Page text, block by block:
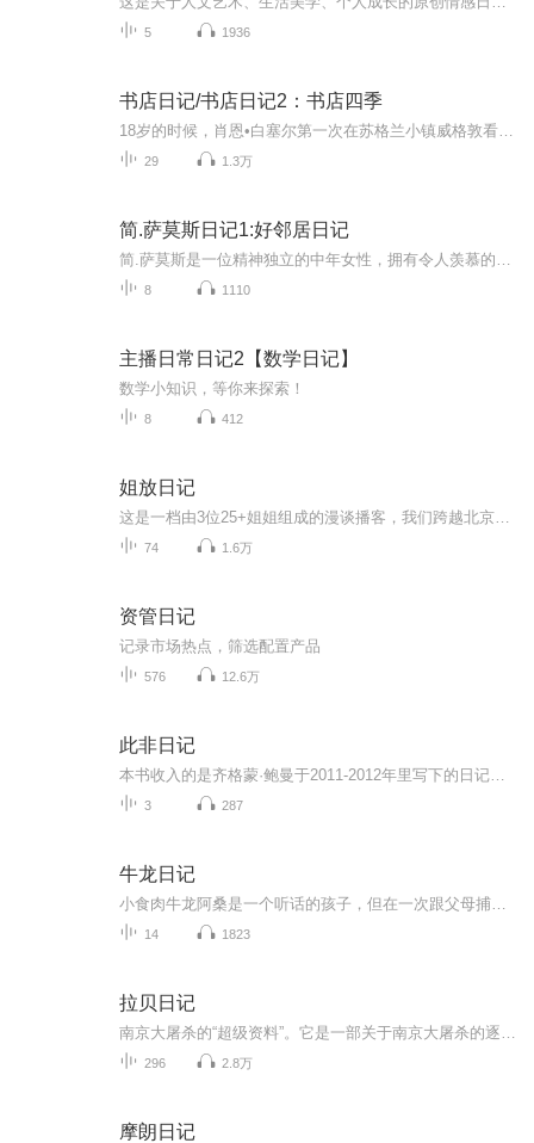
5 1936
书店日记/书店日记2：书店四季
29 1.3万
简.萨莫斯日记1:好邻居日记
8 1110
主播日常日记2【数学日记】
数学小知识，等你来探索！
8 412
姐放日记
74 1.6万
资管日记
记录市场热点，筛选配置产品
576 12.6万
此非日记
3 287
牛龙日记
14 1823
拉贝日记
296 2.8万
摩朗日记